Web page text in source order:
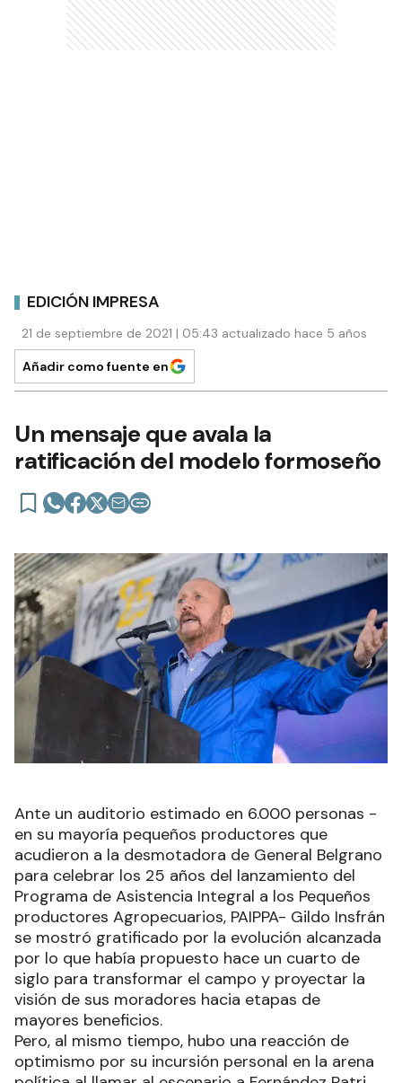
EDICIÓN IMPRESA
21 de septiembre de 2021 | 05:43 actualizado hace 5 años
Añadir como fuente en
Un mensaje que avala la
ratificación del modelo formoseño
Ante un auditorio estimado en 6.000 personas -
en su mayoría pequeños productores que
acudieron a la desmotadora de General Belgrano
para celebrar los 25 años del lanzamiento del
Programa de Asistencia Integral a los Pequeños
productores Agropecuarios, PAIPPA- Gildo Insfrán
se mostró gratificado por la evolución alcanzada
por lo que había propuesto hace un cuarto de
siglo para transformar el campo y proyectar la
visión de sus moradores hacia etapas de
mayores beneficios.
Pero, al mismo tiempo, hubo una reacción de
optimismo por su incursión personal en la arena